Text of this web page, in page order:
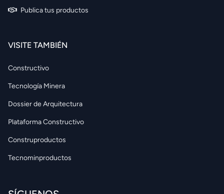
Publica tus productos
VISITE TAMBIÉN
Constructivo
Tecnología Minera
Dossier de Arquitectura
Plataforma Constructivo
Construproductos
Tecnominproductos